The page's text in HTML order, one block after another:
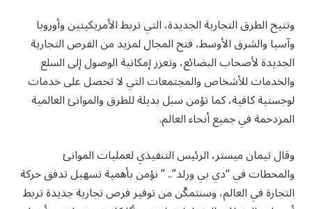
وتتيح الطرق التجارية الجديدة، التي تربط الأمريكيتين وأوروبا
وآسيا والشرق الأوسط، فتح المجال لمزيد من الفرص التجارية
الجديدة لأصحاب البضائع، وتعزز إمكانية الوصول إلى السلع
والخدمات للأشخاص والمجتمعات التي لا تحصل على خدمات
لوجستية كافية، كما تؤمن سبل بديلة للطرق والموانئ العالمية
المزدحمة في جميع أنحاء العالم.
وقال تيمان ميستر، الرئيس التنفيذي لعمليات الموانئ
والمحطات في “دي بي ورلد”.. ” نؤمن بأهمية تسهيل تدفق حركة
التجارة في العالم، وسنتمكّن من توفير فرص تجارية جديدة تربط